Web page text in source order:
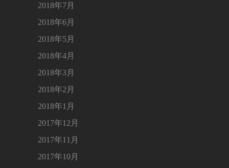
2018年7月
2018年6月
2018年5月
2018年4月
2018年3月
2018年2月
2018年1月
2017年12月
2017年11月
2017年10月